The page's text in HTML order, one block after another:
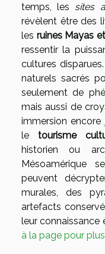
temps, les sites
révèlent être des
les ruines Mayas
ressentir la
cultures
naturels sacrés
seulement de
mais aussi de
immersion encore
le tourisme
historien ou
Mésoamérique
peuvent
murales, des
artefacts
leur connaissance
à la page pour